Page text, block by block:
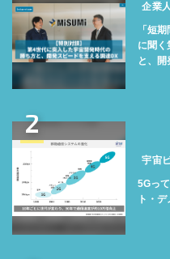
企業
「短
に聞く
と、
2
宇宙
5Gっ
ト・